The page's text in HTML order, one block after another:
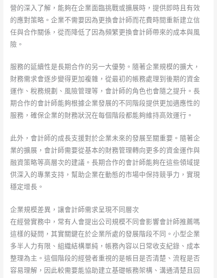
營的深入了解，能夠在企業面臨挑戰或擴展時，提供即時且有效
的應對策略。企業不需要因為更換會計師而花費時間重新建立信
任與合作關係，從而降低了因為頻繁更換會計師帶來的成本與風
險。
服務的延續性是長期合作的另一大優勢。隨著企業規模的擴大，
財務需求會逐步變得更加複雜，從最初的帳務處理到後期的資金
運作、稅務規劃、風險管理等，會計師的角色也會隨之提升。長
期合作的會計師能夠根據企業發展的不同階段提供更加適應性的
服務，確保企業的財務狀況在每個階段都能夠維持高效運行。
此外，會計師的成長支援對於企業未來的發展至關重要。隨著企
業的擴展，會計師需要從基本的財務管理轉向更多的資金運作與
融資策略等高層次的建議。長期合作的會計師能夠在這些領域提
供深入的專業支持，幫助企業在動態的市場中保持競爭力，實現
穩定增長。
企業規模差異，讓會計師需求呈現不同層次
在經營實務中，常有人會提出公司規模不同會影響會計師推薦嗎
這樣的疑問，其實關鍵在於企業所處的發展階段不同。小型企業
多半人力有限、組織結構單純，帳務內容以日常收支紀錄、成本
整理為主。這個階段的經營者重視的是帳目是否清楚、流程是否
容易理解，因此較需要能協助建立基礎帳務架構、溝通清楚且回